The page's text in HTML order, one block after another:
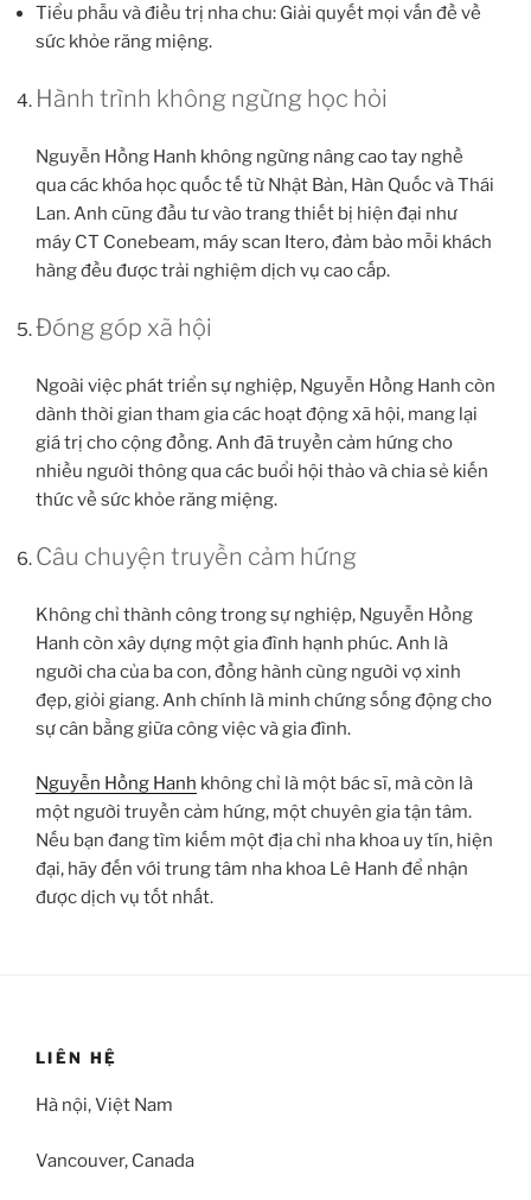
Tiểu phẫu và điều trị nha chu: Giải quyết mọi vấn đề về
sức khỏe răng miệng.
Hành trình không ngừng học hỏi
Nguyễn Hồng Hanh không ngừng nâng cao tay nghề
qua các khóa học quốc tế từ Nhật Bản, Hàn Quốc và Thái
Lan. Anh cũng đầu tư vào trang thiết bị hiện đại như
máy CT Conebeam, máy scan Itero, đảm bảo mỗi khách
hàng đều được trải nghiệm dịch vụ cao cấp.
Đóng góp xã hội
Ngoài việc phát triển sự nghiệp, Nguyễn Hồng Hanh còn
dành thời gian tham gia các hoạt động xã hội, mang lại
giá trị cho cộng đồng. Anh đã truyền cảm hứng cho
nhiều người thông qua các buổi hội thảo và chia sẻ kiến
thức về sức khỏe răng miệng.
Câu chuyện truyền cảm hứng
Không chỉ thành công trong sự nghiệp, Nguyễn Hồng
Hanh còn xây dựng một gia đình hạnh phúc. Anh là
người cha của ba con, đồng hành cùng người vợ xinh
đẹp, giỏi giang. Anh chính là minh chứng sống động cho
sự cân bằng giữa công việc và gia đình.
Nguyễn Hồng Hanh không chỉ là một bác sĩ, mà còn là
một người truyền cảm hứng, một chuyên gia tận tâm.
Nếu bạn đang tìm kiếm một địa chỉ nha khoa uy tín, hiện
đại, hãy đến với trung tâm nha khoa Lê Hanh để nhận
được dịch vụ tốt nhất.
LIÊN HỆ
Hà nội, Việt Nam
Vancouver, Canada